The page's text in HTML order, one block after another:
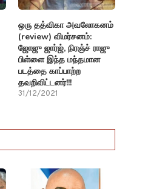
ஒரு தத்விகா அவலோகனம்
(review) விமர்சனம்:
ஜோஜு ஜார்ஜ், நிரஞ்ச் ராஜு
பிள்ளை இந்த மந்தமான
படத்தை காப்பாற்ற
தவறிவிட்டனர்!!!
31/12/2021